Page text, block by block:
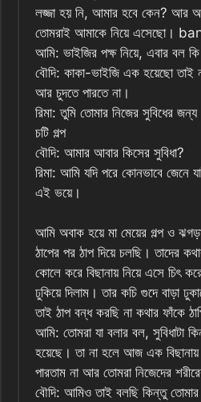
লজ্জা হয় নি, আমার হবে কেন? আর
তোমরাই আমাকে নিয়ে এসেছো।
আমি: ভাইজির পক্ষ নিয়ে, এবার বল
বৌদি: কাকা-ভাইজি এক হয়েছো তাই
আর চুদতে পারতে না।
রিমা: তুমি তোমার নিজের সুবিধের জন্য
চটি গল্প
বৌদি: আমার আবার কিসের সুবিধা?
রিমা: আমি যদি পরে কোনভাবে জেনে
এই ভয়ে।
আমি অবাক হয়ে মা মেয়ের গল্প ও
ঠাপের পর ঠাপ দিয়ে চলছি। তাদের
কোলে করে বিছানায় নিয়ে এসে চিৎ
ঢুকিয়ে দিলাম। তার কচি গুদে বাড়া
তাই ঠাপ বন্ধ করছি না কথার ফাঁকে
আমি: তোমরা যা বলার বল, সুবিধাটা
হয়েছে। তা না হলে আজ এক
পারতাম না আর তোমরা নিজেদের
বৌদি: আমিও তাই বলছি কিন্তু